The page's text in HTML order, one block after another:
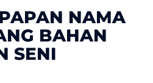
NAMA
BAHAN
SENI